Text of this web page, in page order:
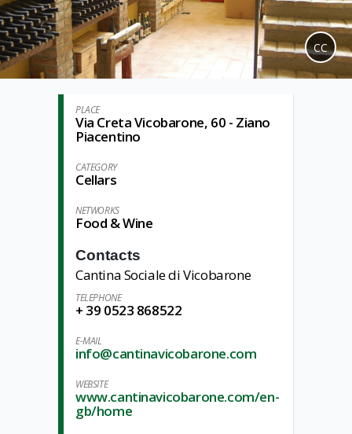
CC
PLACE
Via Creta Vicobarone, 60 - Ziano
Piacentino
CATEGORY
Cellars
NETWORKS
Food & Wine
Contacts
Cantina Sociale di Vicobarone
TELEPHONE
+ 39 0523 868522
E-MAIL
info@cantinavicobarone.com
WEBSITE
www.cantinavicobarone.com/en-
gb/home